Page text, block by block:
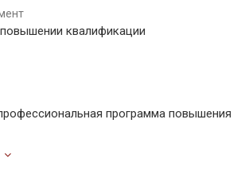
квалификации
программа повышения